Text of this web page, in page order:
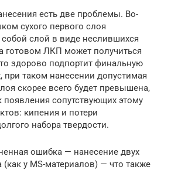
есть две проблемы. Во-
сухого первого слоя
слой в виде неслившихся
готовом ЛКП может получиться
здорово подпортит финальную
при таком нанесении допустимая
скорее всего будет превышена,
сопутствующих этому
кипения и потери
набора твердости.
ошибка — нанесение двух
у MS-материалов) — что также